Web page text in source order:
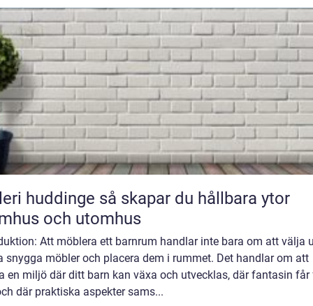
så skapar du hållbara ytor
och utomhus
Att möblera ett barnrum handlar inte bara om att välja
snygga möbler och placera dem i rummet. Det handlar om att
en miljö där ditt barn kan växa och utvecklas, där fantasin får
där praktiska aspekter sams...